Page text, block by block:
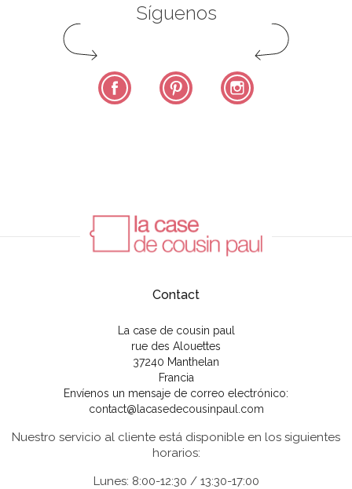
Síguenos
Facebook Pinterest
Contact
La case de cousin paul
rue des Alouettes
37240 Manthelan
Francia
Envíenos un mensaje de correo electrónico:
contact@lacasedecousinpaul.com
Nuestro servicio al cliente está disponible en los siguientes
horarios:
Lunes: 8:00-12:30 / 13:30-17:00